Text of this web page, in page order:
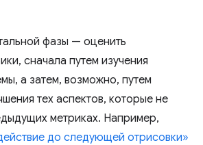
фазы — оценить
сначала путем изучения
а затем, возможно, путем
тех аспектов, которые не
метриках. Например,
до следующей отрисовки»